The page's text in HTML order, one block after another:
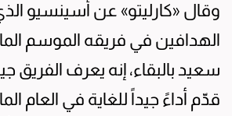
وقال «كارليتو» عن أسينسيو
الهدافين في فريقه الموسم
سعيد بالبقاء، إنه يعرف الفريق
قدّم أداءً جيداً للغاية في العام